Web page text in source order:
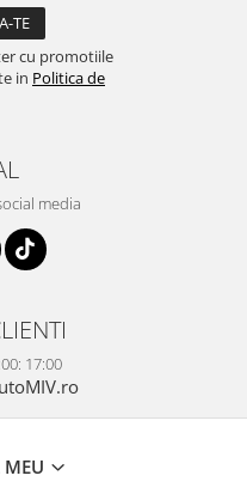
cu promotiile
in Politica de
media
17:00